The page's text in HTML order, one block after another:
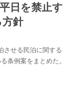
日を禁止す
針
させる民泊に関する
条例案をまとめた。